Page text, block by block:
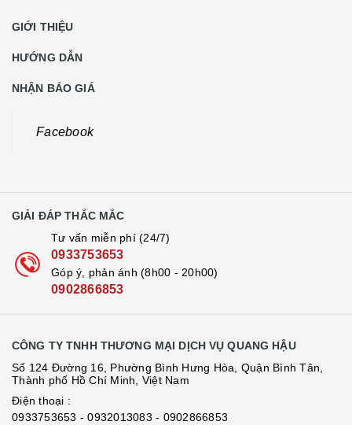
GIỚI THIỆU
HƯỚNG DẪN
NHẬN BÁO GIÁ
Facebook
GIẢI ĐÁP THẮC MẮC
Tư vấn miễn phí (24/7)
0933753653
Góp ý, phản ánh (8h00 - 20h00)
0902866853
CÔNG TY TNHH THƯƠNG MẠI DỊCH VỤ QUANG HẬU
Số 124 Đường 16, Phường Bình Hưng Hòa, Quận Bình Tân,
Thành phố Hồ Chí Minh, Việt Nam
Điện thoại :
0933753653 - 0932013083 - 0902866853